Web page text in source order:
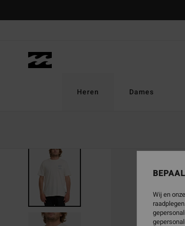
Heren Dames
Wij en